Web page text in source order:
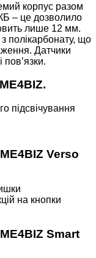
корпус разом
– це дозволило
лише 12 мм.
полікарбонату, що
Датчики
підсвічування
Verso
на кнопки
Smart